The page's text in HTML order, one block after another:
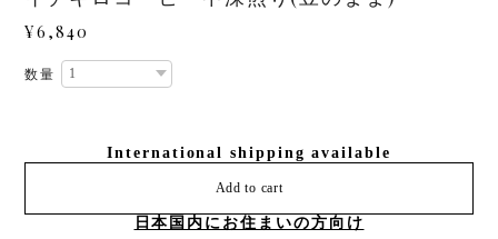
¥6,840
数量
International shipping available
Add to cart
日本国内にお住まいの方向け